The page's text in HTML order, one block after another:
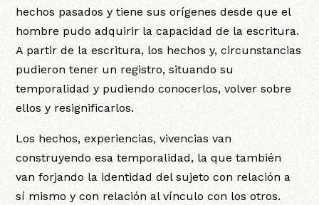
hechos pasados y tiene sus orígenes desde que el
hombre pudo adquirir la capacidad de la escritura.
A partir de la escritura, los hechos y, circunstancias
pudieron tener un registro, situando su
temporalidad y pudiendo conocerlos, volver sobre
ellos y resignificarlos.
Los hechos, experiencias, vivencias van
construyendo esa temporalidad, la que también
van forjando la identidad del sujeto con relación a
sí mismo y con relación al vínculo con los otros.